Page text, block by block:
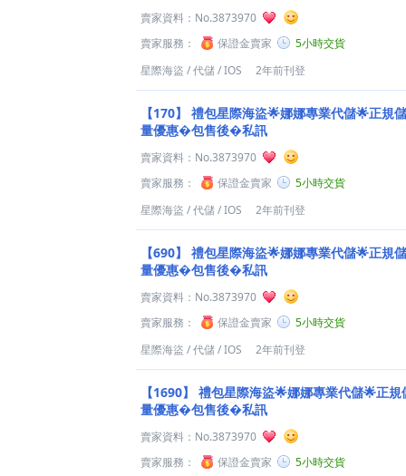
賣家資料： No.3873970
賣家服務：
保證金賣家
5小時交貨
星際海盜 /代儲/IOS 2年前刊登
【170】
禮包星際海盜🌟娜娜專業代儲🌟正規
量優惠�包售後�私訊
賣家資料： No.3873970
賣家服務：
保證金賣家
5小時交貨
星際海盜 /代儲/IOS 2年前刊登
【690】
禮包星際海盜🌟娜娜專業代儲🌟正規
量優惠�包售後�私訊
賣家資料： No.3873970
賣家服務：
保證金賣家
5小時交貨
星際海盜 /代儲/IOS 2年前刊登
【1690】
禮包星際海盜🌟娜娜專業代儲🌟正
量優惠�包售後�私訊
賣家資料： No.3873970
賣家服務：
保證金賣家
5小時交貨